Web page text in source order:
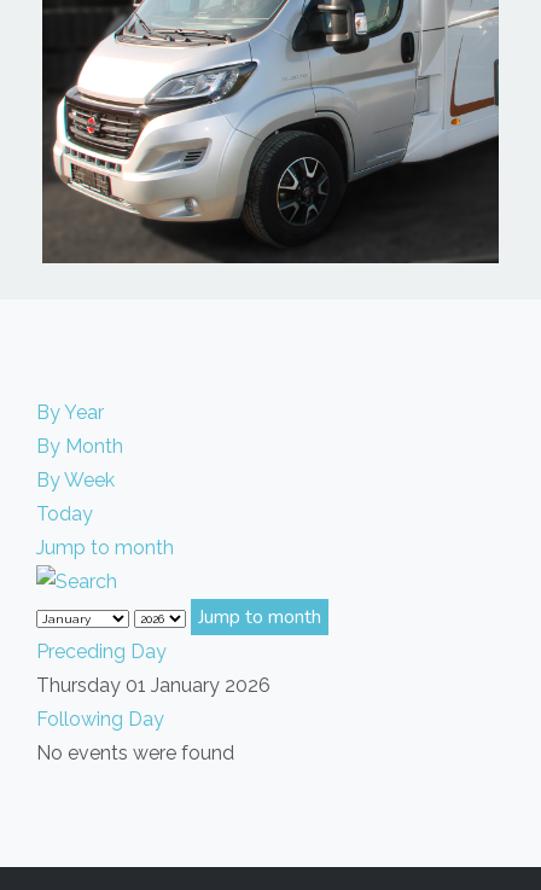
By Year
By Month
By Week
Today
Jump to month
Jump to month
Preceding Day
Thursday 01 January 2026
Following Day
No events were found